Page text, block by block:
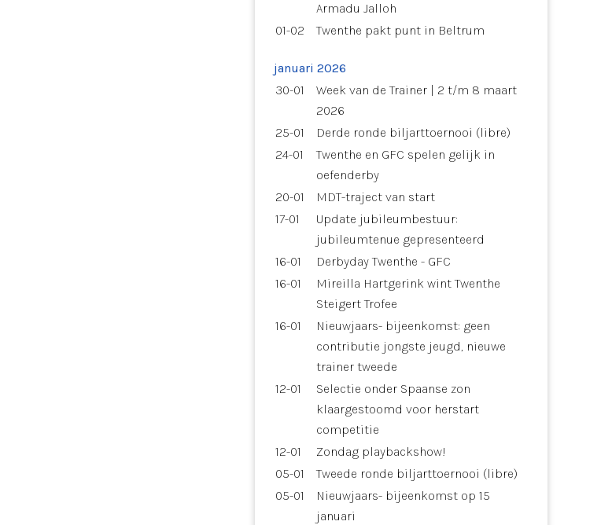
Armadu Jalloh
01-02
Twenthe pakt punt in Beltrum
januari 2026
30-01
Week van de Trainer | 2 t/m 8 maart
2026
25-01
Derde ronde biljarttoernooi (libre)
24-01
Twenthe en GFC spelen gelijk in
oefenderby
20-01
MDT-traject van start
17-01
Update jubileumbestuur:
jubileumtenue gepresenteerd
16-01
Derbyday Twenthe - GFC
16-01
Mireilla Hartgerink wint Twenthe
Steigert Trofee
16-01
Nieuwjaars- bijeenkomst: geen
contributie jongste jeugd, nieuwe
trainer tweede
12-01
Selectie onder Spaanse zon
klaargestoomd voor herstart
competitie
12-01
Zondag playbackshow!
05-01
Tweede ronde biljarttoernooi (libre)
05-01
Nieuwjaars- bijeenkomst op 15
januari